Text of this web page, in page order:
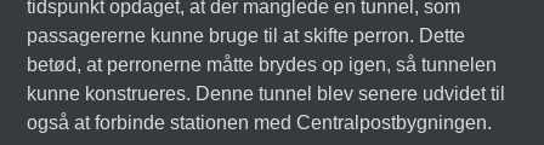
tidspunkt opdaget, at der manglede en tunnel, som
passagererne kunne bruge til at skifte perron. Dette
betød, at perronerne måtte brydes op igen, så tunnelen
kunne konstrueres. Denne tunnel blev senere udvidet til
også at forbinde stationen med Centralpostbygningen.